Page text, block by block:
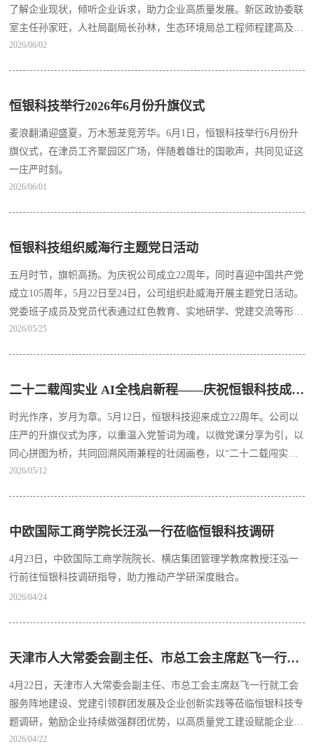
了解企业现状，倾听企业诉求，助力企业高质量发展。新区政协委联
室主任孙家旺，人社局副局长孙林，生态环境局总工程师程建高及保
税区相关同志参加。
2026/06/02
恒银科技举行2026年6月份升旗仪式
麦浪翻涌迎盛夏，万木葱茏竞芳华。6月1日，恒银科技举行6月份升
旗仪式，在津员工齐聚园区广场，伴随着雄壮的国歌声，共同见证这
一庄严时刻。
2026/06/01
恒银科技组织威海行主题党日活动
五月时节，旗帜高扬。为庆祝公司成立22周年，同时喜迎中国共产党
成立105周年，5月22日至24日，公司组织赴威海开展主题党日活动。
党委班子成员及党员代表通过红色教育、实地研学、党建交流等形
式，重温峥嵘岁月，凝聚奋进力量。
2026/05/25
二十二载闯实业 AI全栈启新程——庆祝恒银科技成立22周年
时光作序，岁月为章。5月12日，恒银科技迎来成立22周年。公司以
庄严的升旗仪式为序，以重温入党誓词为魂，以微党课分享为引，以
同心拼图为桥，共同回溯风雨兼程的壮阔画卷，以“二十二载闯实业
AI全栈启新程”之姿，续写高质量发展的崭新华章。
2026/05/12
中欧国际工商学院长汪泓一行莅临恒银科技调研
4月23日，中欧国际工商学院院长、横店集团管理学教席教授汪泓一
行前往恒银科技调研指导，助力推动产学研深度融合。
2026/04/24
天津市人大常委会副主任、市总工会主席赵飞一行深入恒银科技调研指导
4月22日，天津市人大常委会副主任、市总工会主席赵飞一行就工会
服务阵地建设、党建引领群团发展及企业创新实践等莅临恒银科技专
题调研，勉励企业持续做强群团优势，以高质量党工建设赋能企业高
质量发展。市总工会副主席、党组成员张秀强，保税区总工会主席王
2026/04/22